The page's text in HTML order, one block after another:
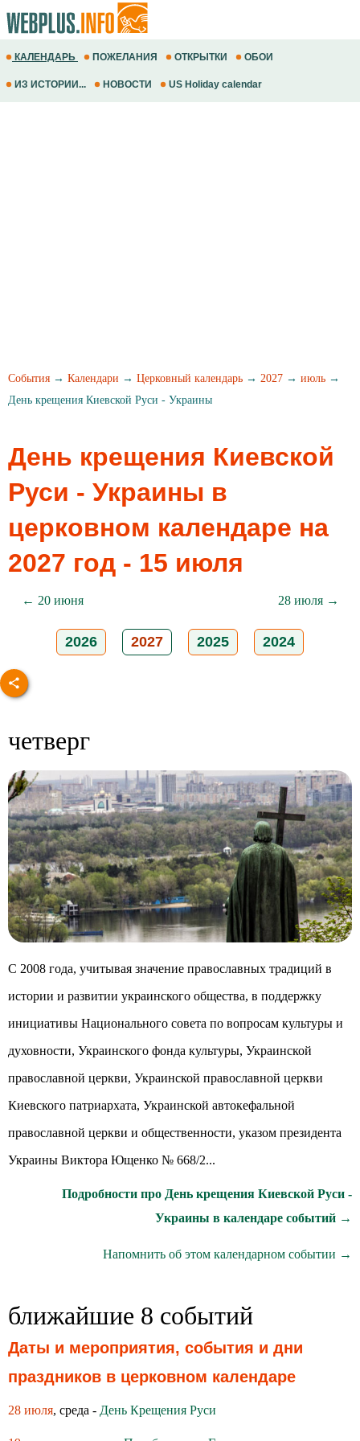
КАЛЕНДАРЬ ПОЖЕЛАНИЯ ОТКРЫТКИ ОБОИ
ИЗ ИСТОРИИ... НОВОСТИ US Holiday calendar
События → Календари → Церковный календарь → 2027 → июль →
День крещения Киевской Руси - Украины
День крещения Киевской
Руси - Украины в
церковном календаре на
2027 год - 15 июля
← 20 июня 28 июля →
2026 2027 2025 2024
четверг
С 2008 года, учитывая значение православных традиций в
истории и развитии украинского общества, в поддержку
инициативы Национального совета по вопросам культуры и
духовности, Украинского фонда культуры, Украинской
православной церкви, Украинской православной церкви
Киевского патриархата, Украинской автокефальной
православной церкви и общественности, указом президента
Украины Виктора Ющенко № 668/2...
Подробности про День крещения Киевской Руси -
Украины в календаре событий →
Напомнить об этом календарном событии →
ближайшие 8 событий
Даты и мероприятия, события и дни
праздников в церковном календаре
28 июля, среда - День Крещения Руси